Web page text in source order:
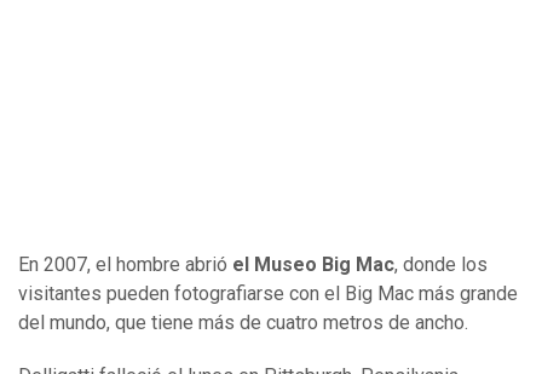
En 2007, el hombre abrió el Museo Big Mac, donde los
visitantes pueden fotografiarse con el Big Mac más grande
del mundo, que tiene más de cuatro metros de ancho.